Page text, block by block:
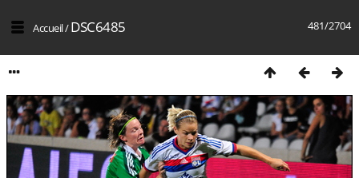
481/2704
Accueil/DSC6485